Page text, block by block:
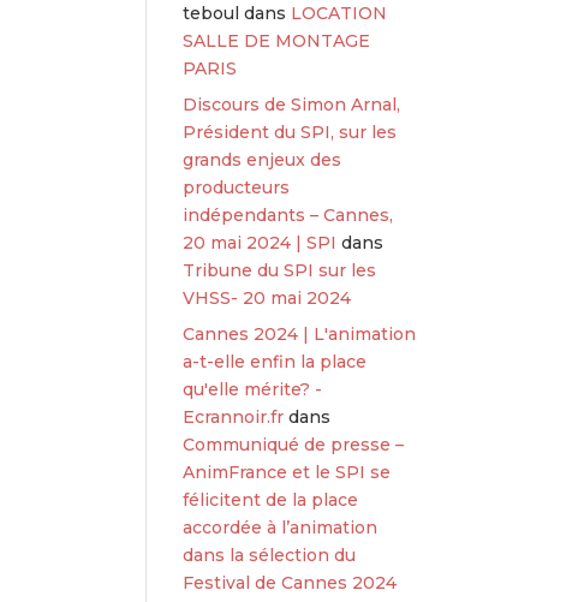
teboul dans LOCATION
SALLE DE MONTAGE
PARIS
Discours de Simon Arnal,
Président du SPI, sur les
grands enjeux des
producteurs
indépendants – Cannes,
20 mai 2024 | SPI dans
Tribune du SPI sur les
VHSS- 20 mai 2024
Cannes 2024 | L'animation
a-t-elle enfin la place
qu'elle mérite? -
Ecrannoir.fr dans
Communiqué de presse –
AnimFrance et le SPI se
félicitent de la place
accordée à l’animation
dans la sélection du
Festival de Cannes 2024